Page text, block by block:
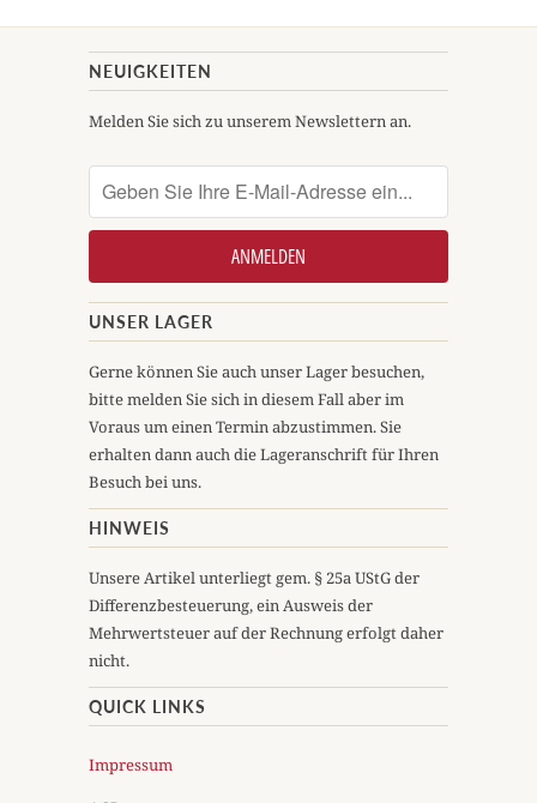
NEUIGKEITEN
Melden Sie sich zu unserem Newslettern an.
UNSER LAGER
Gerne können Sie auch unser Lager besuchen,
bitte melden Sie sich in diesem Fall aber im
Voraus um einen Termin abzustimmen. Sie
erhalten dann auch die Lageranschrift für Ihren
Besuch bei uns.
HINWEIS
Unsere Artikel unterliegt gem. § 25a UStG der
Differenzbesteuerung, ein Ausweis der
Mehrwertsteuer auf der Rechnung erfolgt daher
nicht.
QUICK LINKS
Impressum